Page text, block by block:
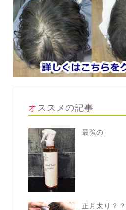
オススメの記事
最強の
正月太り？